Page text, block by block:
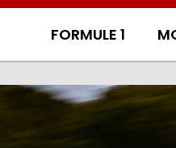
FORMULE 1